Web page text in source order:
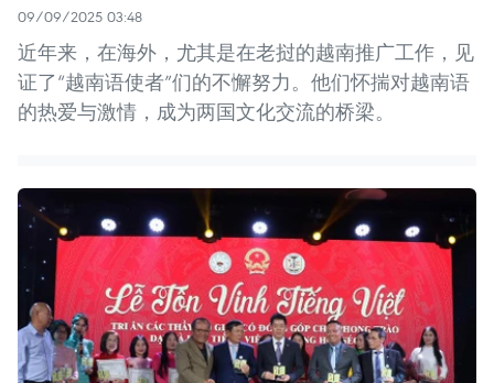
09/09/2025 03:48
近年来，在海外，尤其是在老挝的越南推广工作，见
证了“越南语使者”们的不懈努力。他们怀揣对越南语
的热爱与激情，成为两国文化交流的桥梁。